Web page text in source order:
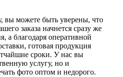
вы можете быть уверены, что
заказа начнется сразу же
а благодаря оперативной
готовая продукция
сроки. У нас вы
услугу, но и
фото оптом и недорого.